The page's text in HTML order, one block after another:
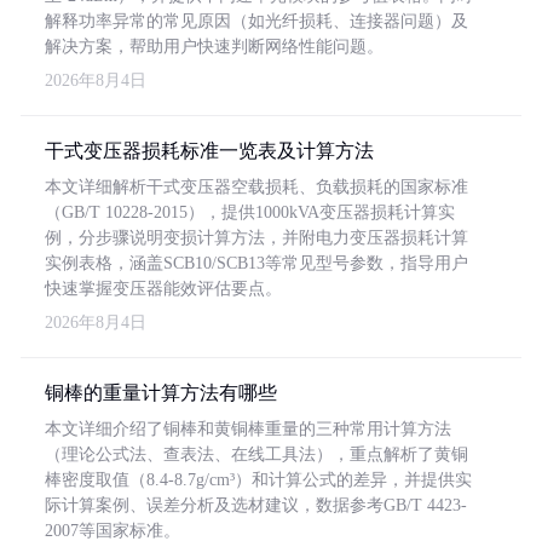
解释功率异常的常见原因（如光纤损耗、连接器问题）及
解决方案，帮助用户快速判断网络性能问题。
2026年8月4日
干式变压器损耗标准一览表及计算方法
本文详细解析干式变压器空载损耗、负载损耗的国家标准
（GB/T 10228-2015），提供1000kVA变压器损耗计算实
例，分步骤说明变损计算方法，并附电力变压器损耗计算
实例表格，涵盖SCB10/SCB13等常见型号参数，指导用户
快速掌握变压器能效评估要点。
2026年8月4日
铜棒的重量计算方法有哪些
本文详细介绍了铜棒和黄铜棒重量的三种常用计算方法
（理论公式法、查表法、在线工具法），重点解析了黄铜
棒密度取值（8.4-8.7g/cm³）和计算公式的差异，并提供实
际计算案例、误差分析及选材建议，数据参考GB/T 4423-
2007等国家标准。